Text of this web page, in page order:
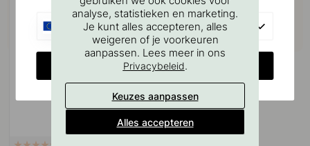
analyse, statistieken en marketing.
Je kunt alles accepteren, alles
weigeren of je voorkeuren
aanpassen. Lees meer in ons
Privacybeleid.
Keuzes aanpassen
Alles accepteren
CHANGE COUNTRY